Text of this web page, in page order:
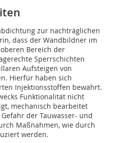
zur nachträglichen
dass der Wandbildner im
Bereich der
Sperrschichten
Aufsteigen von
Hierfür haben sich
Injektionsstoffen bewährt.
Funktionalität nicht
mechanisch bearbeitet
der Tauwasser- und
Maßnahmen, wie durch
werden.